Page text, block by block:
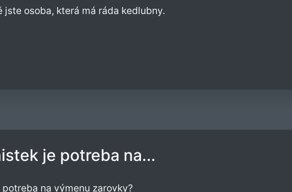
jste osoba, která má ráda kedlubny.
je potreba na...
na výmenu zarovky?